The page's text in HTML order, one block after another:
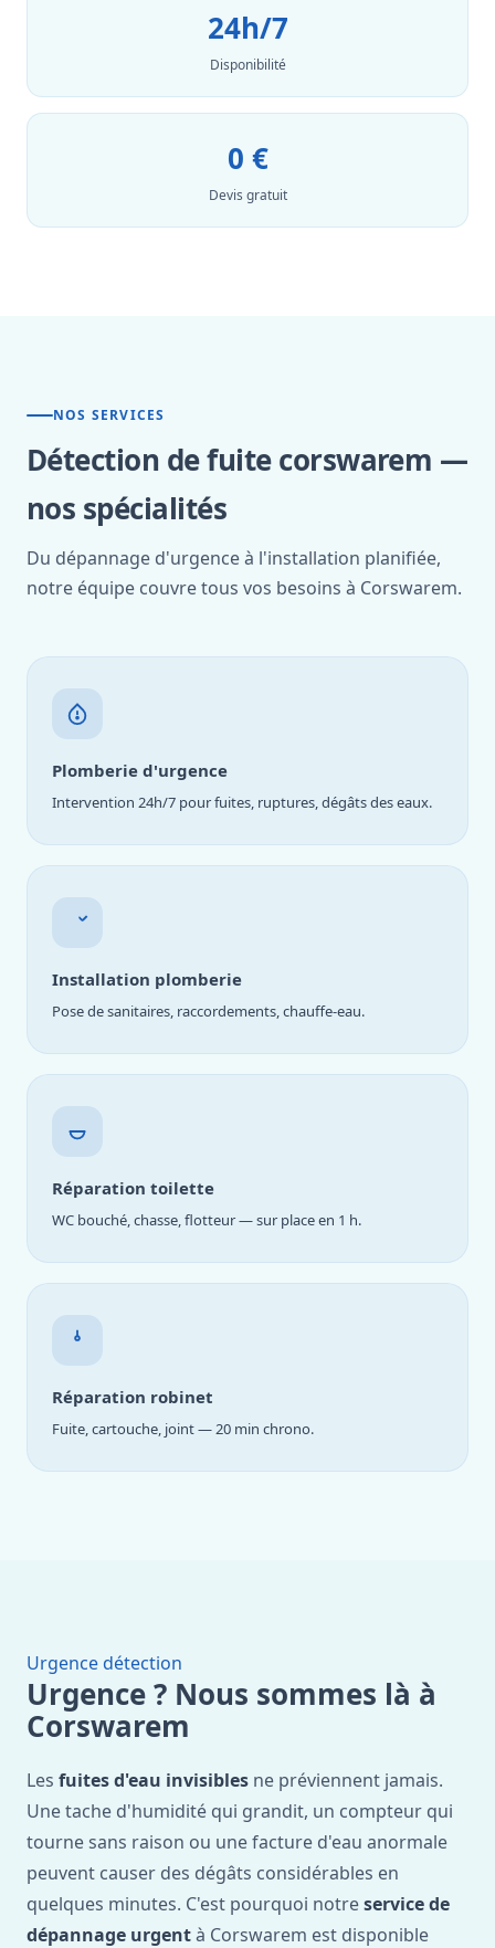
24h/7
Disponibilité
0 €
Devis gratuit
NOS SERVICES
Détection de fuite corswarem —
nos spécialités
Du dépannage d'urgence à l'installation planifiée,
notre équipe couvre tous vos besoins à Corswarem.
Plomberie d'urgence
Intervention 24h/7 pour fuites, ruptures, dégâts des eaux.
Installation plomberie
Pose de sanitaires, raccordements, chauffe-eau.
Réparation toilette
WC bouché, chasse, flotteur — sur place en 1 h.
Réparation robinet
Fuite, cartouche, joint — 20 min chrono.
Urgence détection
Urgence ? Nous sommes là à
Corswarem
Les fuites d'eau invisibles ne préviennent jamais.
Une tache d'humidité qui grandit, un compteur qui
tourne sans raison ou une facture d'eau anormale
peuvent causer des dégâts considérables en
quelques minutes. C'est pourquoi notreservice de
dépannage urgentà Corswarem est disponible